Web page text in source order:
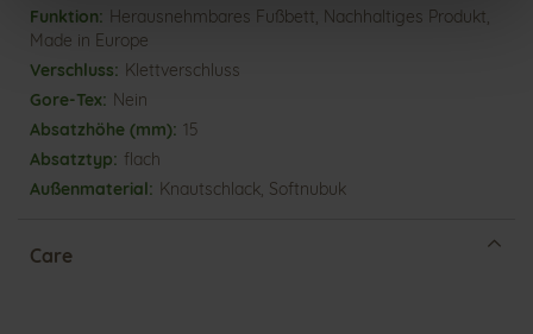
Herausnehmbares Fußbett, Nachhaltiges Produkt,
Made in Europe
Klettverschluss
Nein
15
flach
Knautschlack, Softnubuk
Care